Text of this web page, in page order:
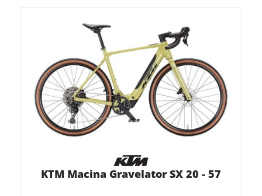
KTM Macina Gravelator SX 20 - 57